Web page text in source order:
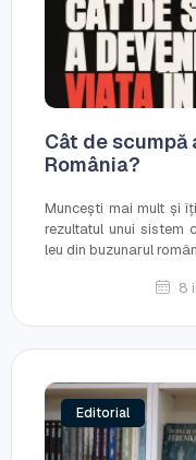
Cât de
România?
Muncești mai mult și
rezultatul unui sistem
leu din buzunarul
8
Editorial